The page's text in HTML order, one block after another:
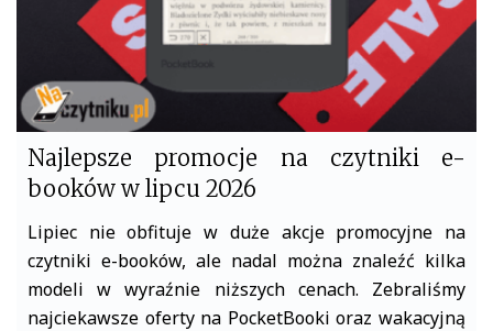
Najlepsze promocje na czytniki e-
booków w lipcu 2026
Lipiec nie obfituje w duże akcje promocyjne na
czytniki e-booków, ale nadal można znaleźć kilka
modeli w wyraźnie niższych cenach. Zebraliśmy
najciekawsze oferty na PocketBooki oraz wakacyjną